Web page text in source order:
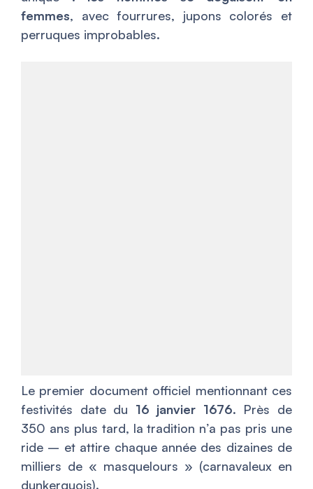
femmes, avec fourrures, jupons colorés et
perruques improbables.
Le premier document officiel mentionnant ces
festivités date du 16 janvier 1676. Près de
350 ans plus tard, la tradition n’a pas pris une
ride – et attire chaque année des dizaines de
milliers de « masquelours » (carnavaleux en
dunkerquois).